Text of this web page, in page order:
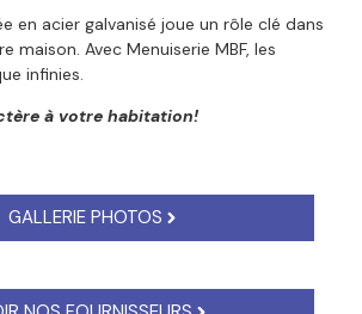
en acier galvanisé joue un rôle clé dans
maison. Avec Menuiserie MBF, les
infinies.
à votre habitation!
GALLERIE PHOTOS